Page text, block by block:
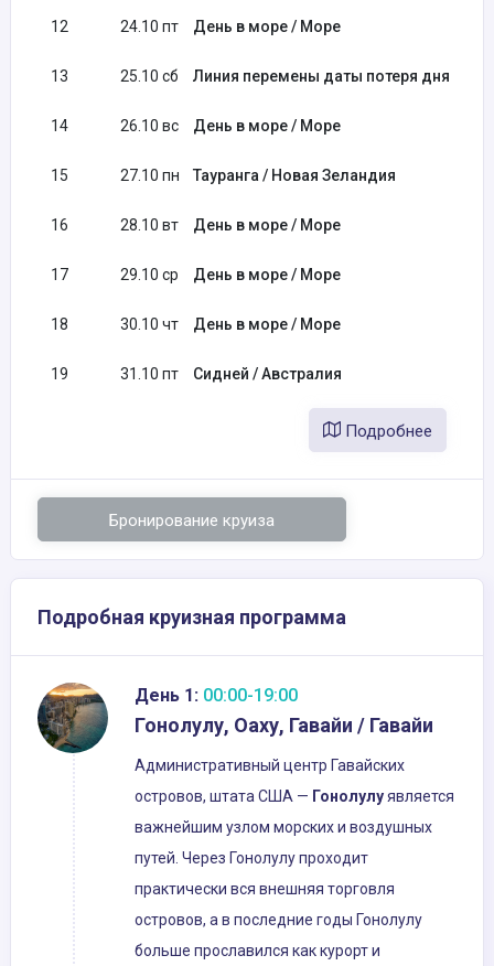
12 24.10 пт День в море / Море
13 25.10 сб Линия перемены даты потеря дня
14 26.10 вс День в море / Море
15 27.10 пн Тауранга / Новая Зеландия
16 28.10 вт День в море / Море
17 29.10 ср День в море / Море
18 30.10 чт День в море / Море
19 31.10 пт Сидней / Австралия
Подробнее
Бронирование круиза
Подробная круизная программа
День 1: 00:00-19:00
Гонолулу, Оаху, Гавайи / Гавайи
Административный центр Гавайских
островов, штата США — Гонолулуявляется
важнейшим узлом морских и воздушных
путей. Через Гонолулу проходит
практически вся внешняя торговля
островов, а в последние годы Гонолулу
больше прославился как курорт и